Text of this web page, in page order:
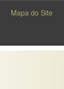
Mapa do Site